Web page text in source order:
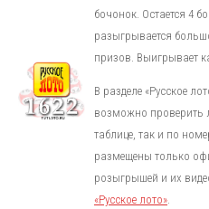
бочонок. Остается 4
разыгрывается
призов. Выигрывает
В разделе «Русское
возможно проверить
таблице, так и по
размещены только
розыгрышей и их
«Русское лото».